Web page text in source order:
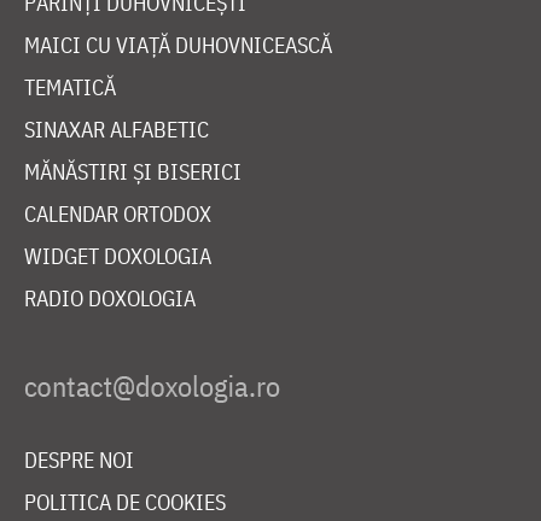
MAICI CU VIAȚĂ DUHOVNICEASCĂ
TEMATICĂ
SINAXAR ALFABETIC
MĂNĂSTIRI ȘI BISERICI
CALENDAR ORTODOX
WIDGET DOXOLOGIA
RADIO DOXOLOGIA
DESPRE NOI
POLITICA DE COOKIES